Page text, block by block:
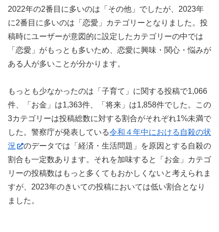
2022年の2番目に多いのは「その他」でしたが、2023年
に2番目に多いのは「恋愛」カテゴリーとなりました。投
稿時にユーザーが意図的に設定したカテゴリーの中では
「恋愛」がもっとも多いため、恋愛に興味・関心・悩みが
ある人が多いことが分かります。
もっとも少なかったのは「子育て」に関する投稿で1,066
件、「お金」は1,363件、「将来」は1,858件でした。この
3カテゴリーは投稿総数に対する割合がそれぞれ1%未満で
した。警察庁が発表している令和４年中における自殺の状
況
のデータでは「経済・生活問題」を原因とする自殺の
割合も一定数あります。それを加味すると「お金」カテゴ
リーの投稿数はもっと多くてもおかしくないと考えられま
すが、2023年のきいての投稿においては低い割合となり
ました。